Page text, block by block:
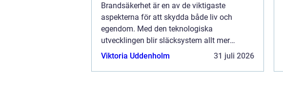
Brandsäkerhet är en av de viktigaste
aspekterna för att skydda både liv och
egendom. Med den teknologiska
utvecklingen blir släcksystem allt mer
avancerade och anpassningsbara.
Viktoria Uddenholm 31 juli 2026